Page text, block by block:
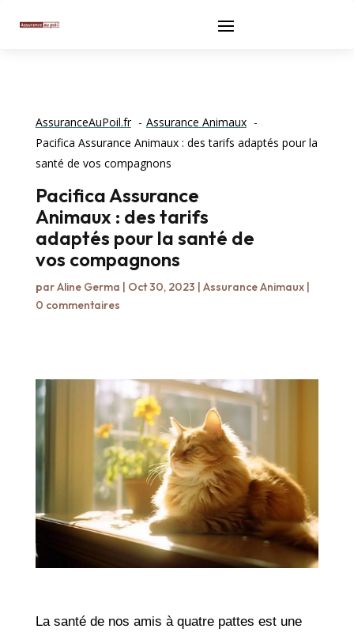
AssuranceAuPoil.fr
Assurance Animaux
Pacifica Assurance Animaux : des tarifs adaptés pour la
santé de vos compagnons
Pacifica Assurance
Animaux : des tarifs
adaptés pour la santé de
vos compagnons
parAline Germa | Oct 30, 2023 | Assurance Animaux|
0 commentaires
La santé de nos amis à quatre pattes est une